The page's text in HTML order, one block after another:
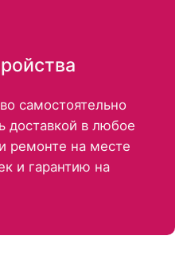
самостоятельно
доставкой в любое
ремонте на месте
и гарантию на